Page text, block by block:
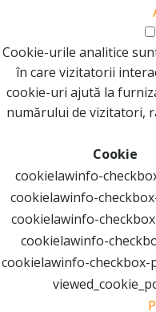
Cookie-urile analitice
în care vizitatorii
cookie-uri ajută la
numărului de vizitatori,
Cookie
cookielawinfo-
cookielawinfo-
cookielawinfo-
cookielawinfo-
cookielawinfo-checkbox-